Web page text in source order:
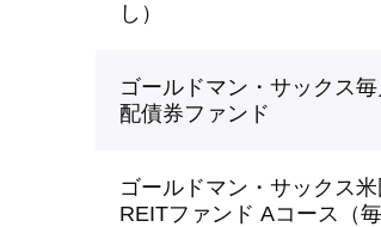
し）
ゴールドマン・サックス
配債券ファンド
ゴールドマン・サックス米
REITファンド Aコース（